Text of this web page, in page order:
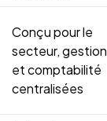
Conçu pour le
secteur, gestion
et comptabilité
centralisées